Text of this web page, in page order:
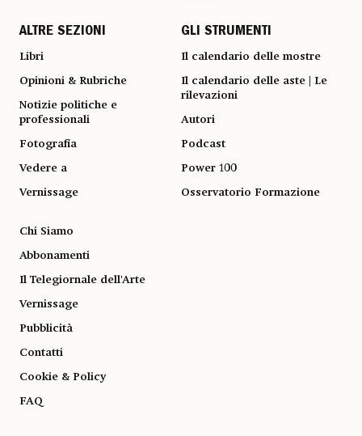
ALTRE SEZIONI
Libri
Opinioni & Rubriche
Notizie politiche e
professionali
Fotografia
Vedere a
Vernissage
GLI STRUMENTI
Il calendario delle mostre
Il calendario delle aste | Le
rilevazioni
Autori
Podcast
Power 100
Osservatorio Formazione
Chi Siamo
Abbonamenti
Il Telegiornale dell'Arte
Vernissage
Pubblicità
Contatti
Cookie & Policy
FAQ